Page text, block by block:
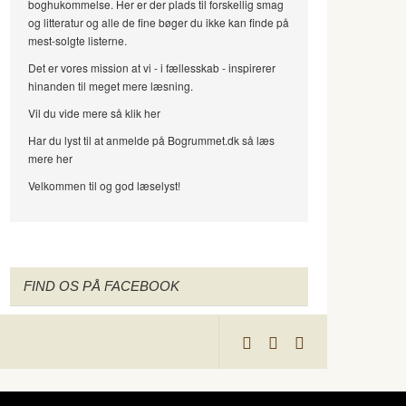
boghukommelse. Her er der plads til forskellig smag
og litteratur og alle de fine bøger du ikke kan finde på
mest-solgte listerne.
Det er vores mission at vi - i fællesskab - inspirerer
hinanden til meget mere læsning.
Vil du vide mere så klik her
Har du lyst til at anmelde på Bogrummet.dk så læs
mere her
Velkommen til og god læselyst!
FIND OS PÅ FACEBOOK